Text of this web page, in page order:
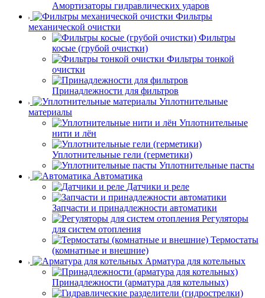
Амортизаторы гидравлических ударов
Фильтры
механической очистки
Фильтры
косые (грубой очистки)
Фильтры тонкой
очистки
Принадлежности для фильтров
Уплотнительные
материалы
Уплотнительные
нити и лён
Уплотнительные гели (герметики)
Уплотнительные пасты
Автоматика
Датчики и реле
Запчасти и принадлежности автоматики
Регуляторы
для систем отопления
Термостаты
(комнатные и внешние)
Арматура для котельных
Принадлежности (арматура для котельных)